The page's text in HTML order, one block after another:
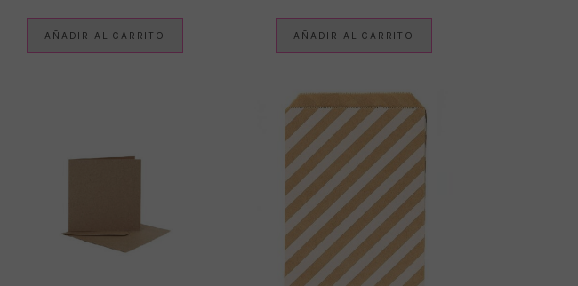
AÑADIR AL CARRITO AÑADIR AL CARRITO